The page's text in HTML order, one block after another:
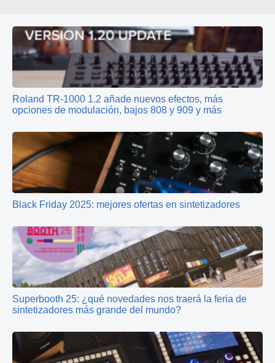
Roland TR‑1000 1.2 añade nuevos efectos, más
opciones de modulación, bajos 808 y 909 y más
Black Friday 2025: mejores ofertas en sintetizadores
Superbooth 25: ¿qué novedades nos traerá la feria de
sintetizadores más grande del mundo?